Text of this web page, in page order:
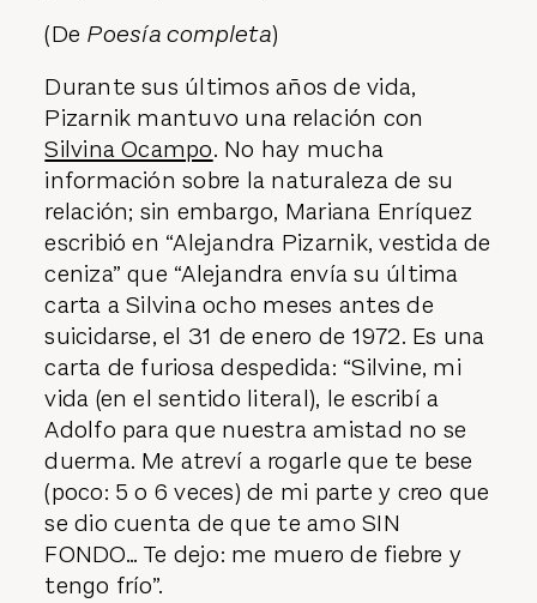
(De Poesía completa)
Durante sus últimos años de vida,
Pizarnik mantuvo una relación con
Silvina Ocampo. No hay mucha
información sobre la naturaleza de su
relación; sin embargo, Mariana Enríquez
escribió en “Alejandra Pizarnik, vestida de
ceniza” que “Alejandra envía su última
carta a Silvina ocho meses antes de
suicidarse, el 31 de enero de 1972. Es una
carta de furiosa despedida: “Silvine, mi
vida (en el sentido literal), le escribí a
Adolfo para que nuestra amistad no se
duerma. Me atreví a rogarle que te bese
(poco: 5 o 6 veces) de mi parte y creo que
se dio cuenta de que te amo SIN
FONDO… Te dejo: me muero de fiebre y
tengo frío”.